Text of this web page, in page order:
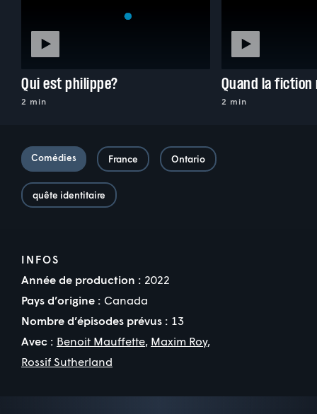
Qui est philippe?
2 min
Quand la
2 min
Comédies France Ontario
quête identitaire
INFOS
Année de production : 2022
Pays d’origine : Canada
Nombre d’épisodes prévus : 13
Avec : Benoit Mauffette, Maxim Roy,
Rossif Sutherland